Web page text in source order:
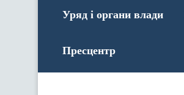
Уряд і органи влади
Пресцентр